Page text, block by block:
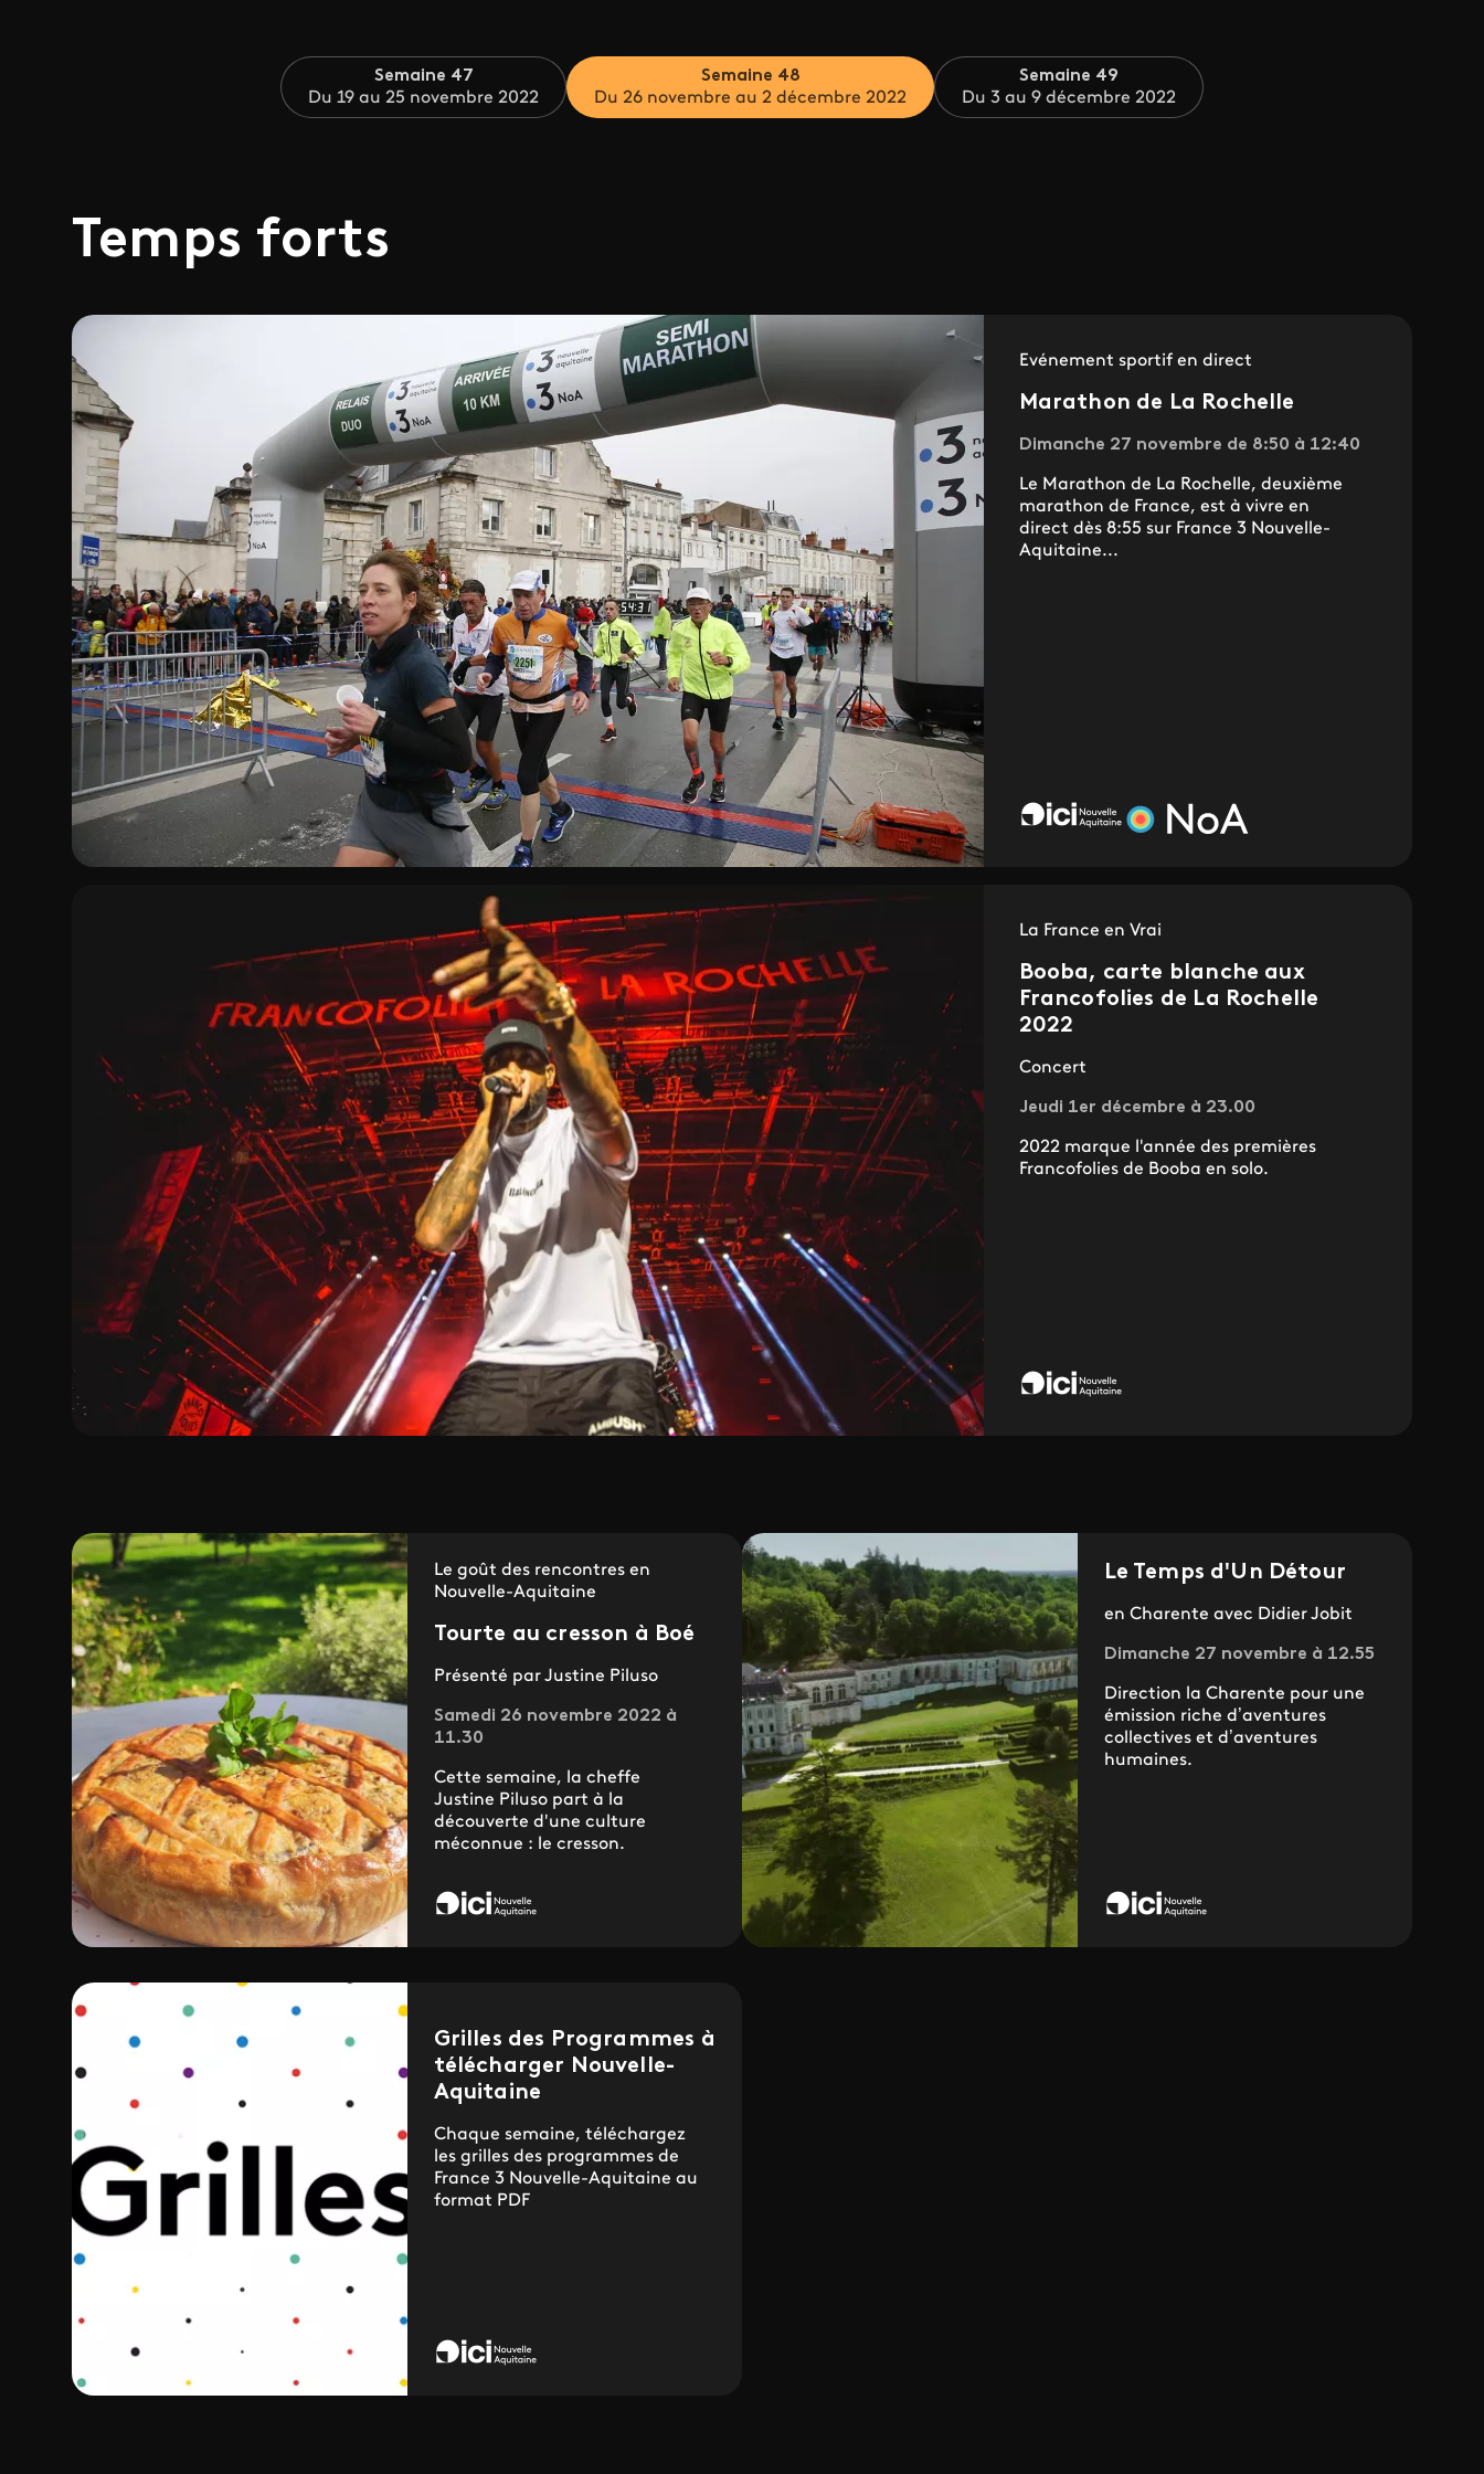
Semaine 47
Du 19 au 25 novembre 2022
Semaine 48
Du 26 novembre au 2 décembre 2022
Semaine 49
Du 3 au 9 décembre 2022
Temps forts
Evénement sportif en direct
Marathon de La Rochelle
Dimanche 27 novembre de 8:50 à 12:40
Le Marathon de La Rochelle, deuxième
marathon de France, est à vivre en
direct dès 8:55 sur France 3 Nouvelle-
Aquitaine...
La France en Vrai
Booba, carte blanche aux
Francofolies de La Rochelle
2022
Concert
Jeudi 1er décembre à 23.00
2022 marque l'année des premières
Francofolies de Booba en solo.
Le goût des rencontres en
Nouvelle-Aquitaine
Tourte au cresson à Boé
Présenté par Justine Piluso
Samedi 26 novembre 2022 à
11.30
Cette semaine, la cheffe
Justine Piluso part à la
découverte d'une culture
méconnue : le cresson.
Le Temps d'Un Détour
en Charente avec Didier Jobit
Dimanche 27 novembre à 12.55
Direction la Charente pour une
émission riche d’aventures
collectives et d’aventures
humaines.
Grilles des Programmes à
télécharger Nouvelle-
Aquitaine
Chaque semaine, téléchargez
les grilles des programmes de
France 3 Nouvelle-Aquitaine au
format PDF